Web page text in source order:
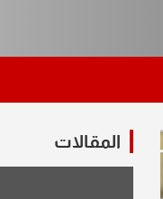
المقالات